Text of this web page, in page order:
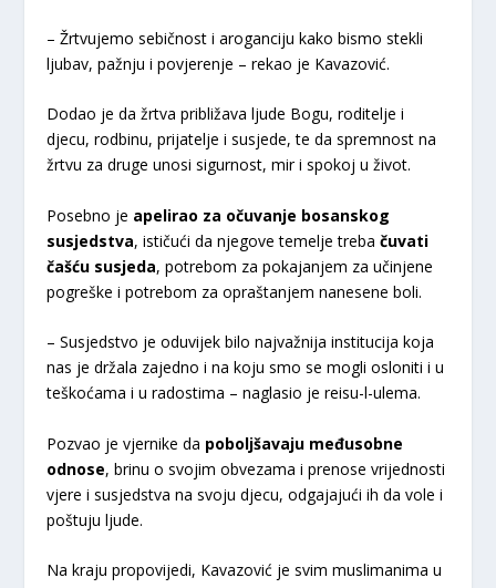
– Žrtvujemo sebičnost i aroganciju kako bismo stekli
ljubav, pažnju i povjerenje – rekao je Kavazović.
Dodao je da žrtva približava ljude Bogu, roditelje i
djecu, rodbinu, prijatelje i susjede, te da spremnost na
žrtvu za druge unosi sigurnost, mir i spokoj u život.
Posebno je apelirao za očuvanje bosanskog
susjedstva, ističući da njegove temelje trebačuvati
čašću susjeda, potrebom za pokajanjem za učinjene
pogreške i potrebom za opraštanjem nanesene boli.
– Susjedstvo je oduvijek bilo najvažnija institucija koja
nas je držala zajedno i na koju smo se mogli osloniti i u
teškoćama i u radostima – naglasio je reisu-l-ulema.
Pozvao je vjernike da poboljšavaju međusobne
odnose, brinu o svojim obvezama i prenose vrijednosti
vjere i susjedstva na svoju djecu, odgajajući ih da vole i
poštuju ljude.
Na kraju propovijedi, Kavazović je svim muslimanima u